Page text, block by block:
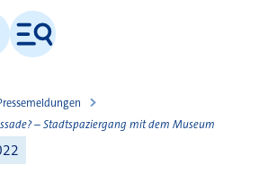
Menü
– Stadtspaziergang mit dem Museum